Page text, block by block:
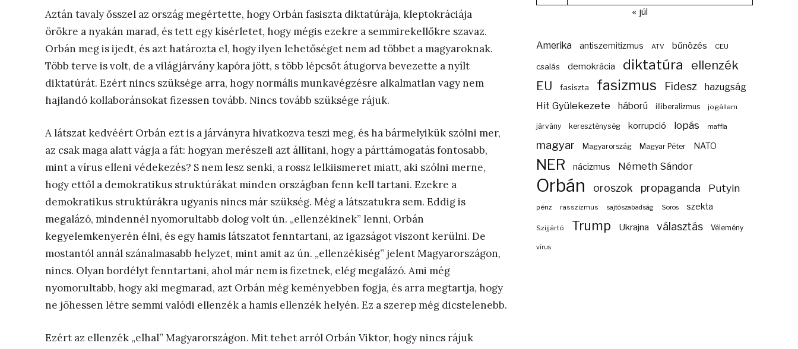
Aztán tavaly ősszel az ország megértette, hogy Orbán fasiszta diktatúrája, kleptokráciája
örökre a nyakán marad, és tett egy kísérletet, hogy mégis ezekre a semmirekellőkre szavaz.
Orbán meg is ijedt, és azt határozta el, hogy ilyen lehetőséget nem ad többet a magyaroknak.
Több terve is volt, de a világjárvány kapóra jött, s több lépcsőt átugorva bevezette a nyílt
diktatúrát. Ezért nincs szüksége arra, hogy normális munkavégzésre alkalmatlan vagy nem
hajlandó kollaboránsokat fizessen tovább. Nincs tovább szüksége rájuk.
A látszat kedvéért Orbán ezt is a járványra hivatkozva teszi meg, és ha bármelyikük szólni mer,
az csak maga alatt vágja a fát: hogyan merészeli azt állítani, hogy a párttámogatás fontosabb,
mint a vírus elleni védekezés? S nem lesz senki, a rossz lelkiismeret miatt, aki szólni merne,
hogy ettől a demokratikus struktúrákat minden országban fenn kell tartani. Ezekre a
demokratikus struktúrákra ugyanis nincs már szükség. Még a látszatukra sem. Eddig is
megalázó, mindennél nyomorultabb dolog volt ún. „ellenzékinek” lenni, Orbán
kegyelemkenyerén élni, és egy hamis látszatot fenntartani, az igazságot viszont kerülni. De
mostantól annál szánalmasabb helyzet, mint amit az ún. „ellenzékiség” jelent Magyarországon,
nincs. Olyan bordélyt fenntartani, ahol már nem is fizetnek, elég megalázó. Ami még
nyomorultabb, hogy aki megmarad, azt Orbán még keményebben fogja, és arra megtartja, hogy
ne jöhessen létre semmi valódi ellenzék a hamis ellenzék helyén. Ez a szerep még dicstelenebb.
Ezért az ellenzék „elhal” Magyarországon. Mit tehet arról Orbán Viktor, hogy nincs rájuk
« júl
Amerika antiszemitizmus ATV bűnözés CEU
csalás demokrácia diktatúra ellenzék
EU fasiszta fasizmus Fidesz hazugság
Hit Gyülekezete háború illiberalizmus jogállam
járvány kereszténység korrupció lopás maffia
magyar Magyarország Magyar Péter NATO
NER nácizmus Németh Sándor
Orbán oroszok propaganda Putyin
pénz rasszizmus sajtószabadság Soros szekta
Szijjártó Trump Ukrajna választás Vélemény
vírus